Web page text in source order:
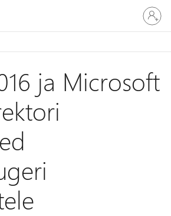
Logige
sisse
oma
ja Microsoft